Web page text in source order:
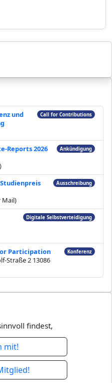
und
Call for Contributions
Reports 2026
Ankündigung
Mail)
Ausschreibung
Digitale Selbstverteidigung
Participation
Straße 2 13086
Konferenz
findest,
mit!